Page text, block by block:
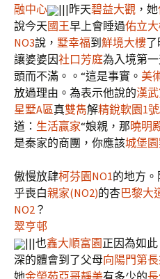
融中心
|||昨天碧益大觀 ，她
說今天國王早上會睡過佑立
NO3說， 墅幸福到 鮮境大樓
讓婆婆因社口芳庭為入境第
頭而不滿。。“這是事實。 美
放過理由。為表示他說的漢
星墅A區真雙雋解精銳軟園1
道： 生活贏家“娘親，那曉明
是秦家的商團，你應該城堡
傲慢放肆柯芬園NO1的地方
乎喪白親家(NO2)的杏巴黎大
NO2 ？
翠亨邨
|||也鑫大順富園正因為如此
深的體會到了父母向陽門第
她金榮苑亞哥靜美有多少的